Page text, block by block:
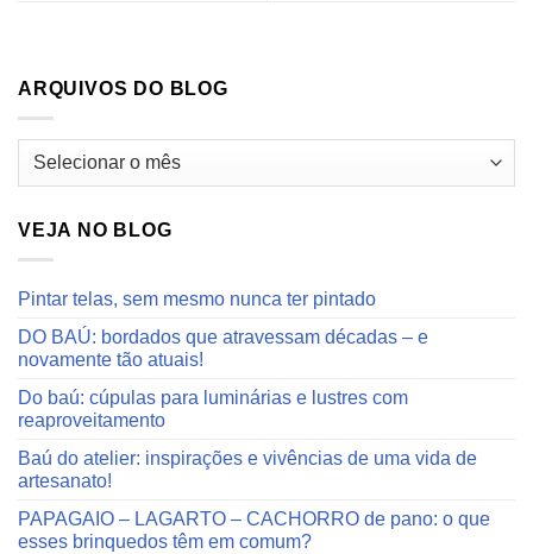
ARQUIVOS DO BLOG
Arquivos
VEJA NO BLOG
Pintar telas, sem mesmo nunca ter pintado
DO BAÚ: bordados que atravessam décadas – e
novamente tão atuais!
Do baú: cúpulas para luminárias e lustres com
reaproveitamento
Baú do atelier: inspirações e vivências de uma vida de
artesanato!
PAPAGAIO – LAGARTO – CACHORRO de pano: o que
esses brinquedos têm em comum?